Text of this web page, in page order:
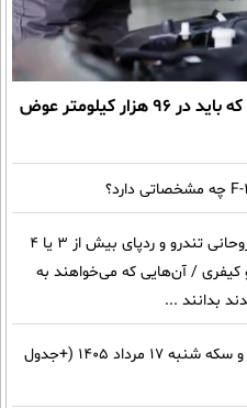
۵ قطعه خودرو که باید در ۹۶ هزار کیلومتر عوض
گفته‌های یک روحانی تندرو و ردپای بیش از ۳ یا ۴
/ آن‌هایی که می‌خواهند به
قیمت دلار، طلا و سکه شنبه ۱۷ مرداد ۱۴۰۵ (+جدول